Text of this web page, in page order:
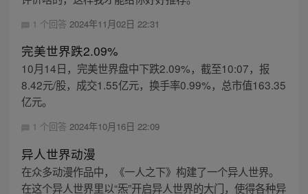
1 个回答 2024年11月02日 22:31
完美世界跌2.09%
10月14日，完美世界盘中下跌2.09%，截至10:07，报
8.42元/股，成交1.55亿元，换手率0.99%，总市值163.35
亿元。
1 个回答 2024年10月16日 22:09
异人世界动漫
在众多动漫作品中，《一人之下》构建了一个异人世界。
在这个异人世界里以“炁”开启异人世界的大门，使得各种异